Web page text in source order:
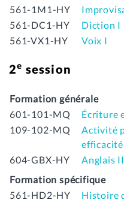
561-1M1-HY
561-DC1-HY
Diction I
561-VX1-HY
Voix I
2e session
Formation générale
601-101-MQ
Écriture
109-102-MQ
Activité
efficacité
604-GBX-HY Anglais II
Formation spécifique
561-HD2-HY
Histoire